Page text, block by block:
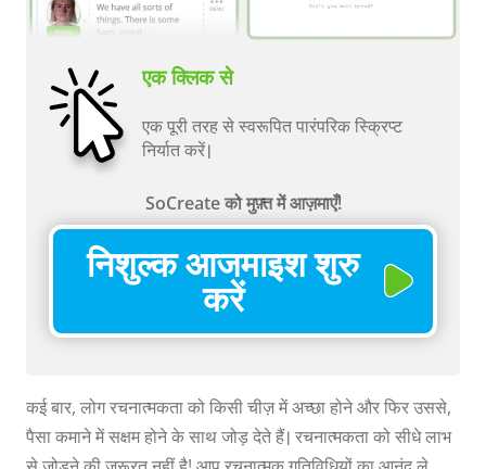
एक क्लिक से
एक पूरी तरह से स्वरूपित पारंपरिक स्क्रिप्ट
निर्यात करें।
SoCreate को मुफ़्त में आज़माएँ!
निशुल्क आजमाइश शुरु
करें
कई बार, लोग रचनात्मकता को किसी चीज़ में अच्छा होने और फिर उससे,
पैसा कमाने में सक्षम होने के साथ जोड़ देते हैं। रचनात्मकता को सीधे लाभ